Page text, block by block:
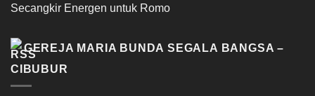
Secangkir Energen untuk Romo
GEREJA MARIA BUNDA SEGALA BANGSA –
CIBUBUR